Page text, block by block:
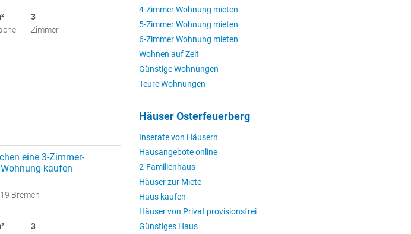
3
Zimmer
eine 3-Zimmer-
kaufen
Bremen
3
4-Zimmer Wohnung mieten
5-Zimmer Wohnung mieten
6-Zimmer Wohnung mieten
Wohnen auf Zeit
Günstige Wohnungen
Teure Wohnungen
Häuser Osterfeuerberg
Inserate von Häusern
Hausangebote online
2-Familienhaus
Häuser zur Miete
Haus kaufen
Häuser von Privat provisionsfrei
Günstiges Haus